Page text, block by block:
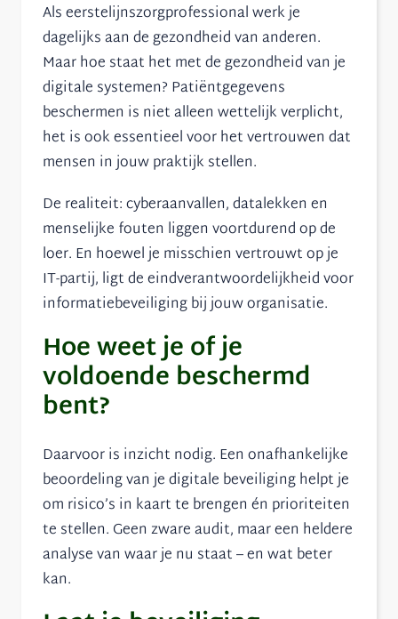
Als eerstelijnszorgprofessional werk je
dagelijks aan de gezondheid van anderen.
Maar hoe staat het met de gezondheid van je
digitale systemen? Patiëntgegevens
beschermen is niet alleen wettelijk verplicht,
het is ook essentieel voor het vertrouwen dat
mensen in jouw praktijk stellen.
De realiteit: cyberaanvallen, datalekken en
menselijke fouten liggen voortdurend op de
loer. En hoewel je misschien vertrouwt op je
IT-partij, ligt de eindverantwoordelijkheid voor
informatiebeveiliging bij jouw organisatie.
Hoe weet je of je
voldoende beschermd
bent?
Daarvoor is inzicht nodig. Een onafhankelijke
beoordeling van je digitale beveiliging helpt je
om risico’s in kaart te brengen én prioriteiten
te stellen. Geen zware audit, maar een heldere
analyse van waar je nu staat – en wat beter
kan.